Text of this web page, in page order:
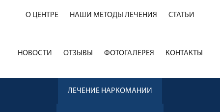
О ЦЕНТРЕ НАШИ МЕТОДЫ ЛЕЧЕНИЯ CТАТЬИ
НОВОСТИ ОТЗЫВЫ ФОТОГАЛЕРЕЯ КОНТАКТЫ
ЛЕЧЕНИЕ НАРКОМАНИИ